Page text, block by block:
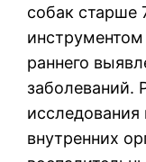
собак старше
раннего
заболеваний.
внутренних